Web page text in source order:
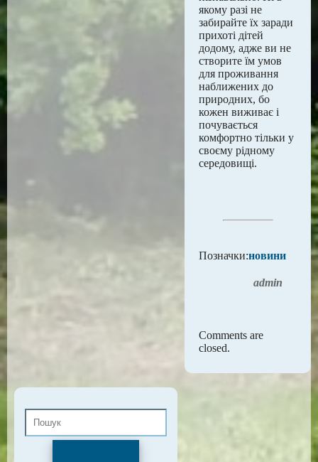
якому разі не
забирайте їх заради
прихоті дітей
додому, адже ви не
створите їм умов
для проживання
наближених до
природних, бо
кожен виживає і
почувається
комфортно тільки у
своєму рідному
середовищі.
Позначки:новини
admin
Comments are
closed.